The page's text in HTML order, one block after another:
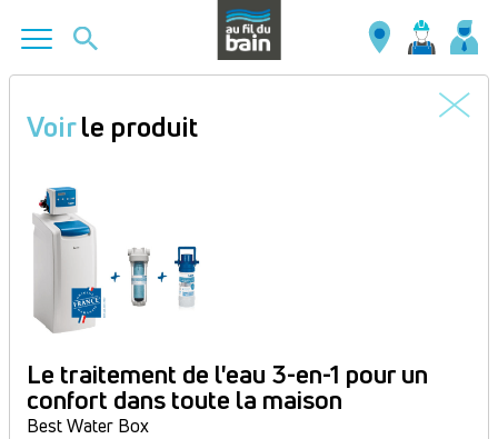
contenu
Voirle produit
Le traitement de l'eau 3-en-1 pour un
confort dans toute la maison
Best Water Box